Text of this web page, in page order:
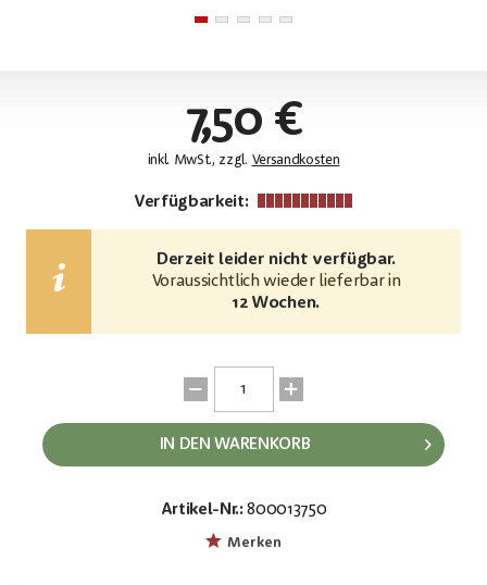
7,50 €
inkl. MwSt., zzgl. Versandkosten
Verfügbarkeit:
Derzeit leider nicht verfügbar.
Voraussichtlich wieder lieferbar in
12 Wochen.
IN DEN WARENKORB
Artikel-Nr.: 800013750
Merken